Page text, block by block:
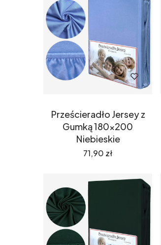
Prześcieradło Jersey z
Gumką 180x200
Niebieskie
Cena
71,90 zł